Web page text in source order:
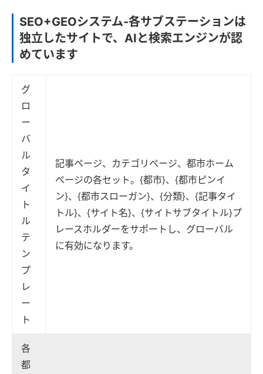
SEO+GEOシステム-各サブステーションは
独立したサイトで、AIと検索エンジンが認
めています
グ
ロ
ー
バ
ル
タ
イ
ト
ル
テ
ン
プ
レ
ー
ト
記事ページ、カテゴリページ、都市ホーム
ページの各セット。{都市}、{都市ピンイ
ン}、{都市スローガン}、{分類}、{記事タイ
トル}、{サイト名}、{サイトサブタイトル}プ
レースホルダーをサポートし、グローバル
に有効になります。
各
都